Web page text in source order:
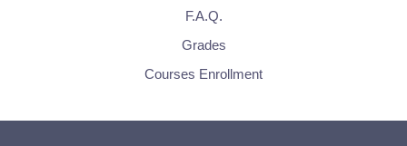
F.A.Q.
Grades
Courses Enrollment